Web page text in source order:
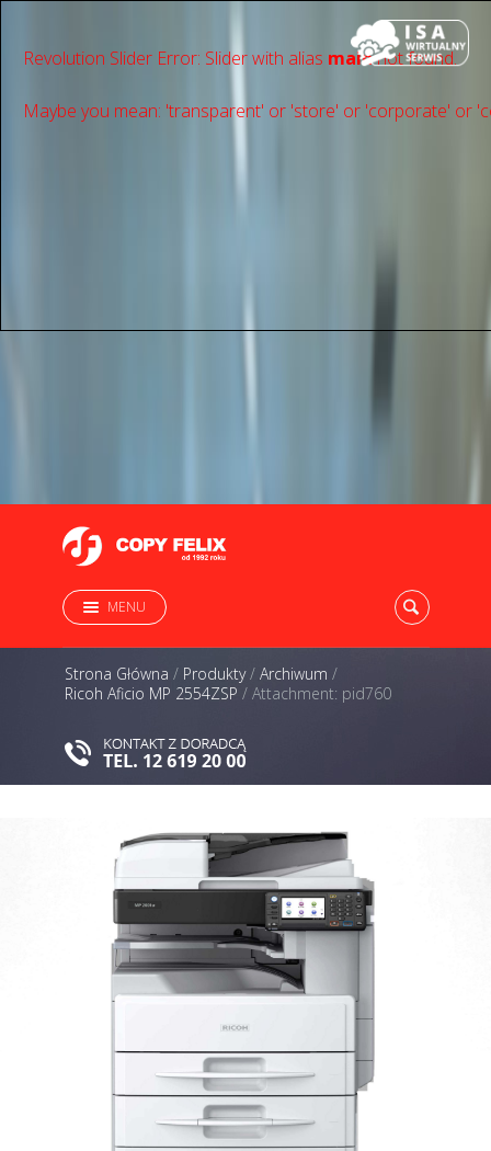
Revolution Slider Error: Slider with alias mainnot found.
Maybe you mean: 'transparent' or 'store' or 'сorporate' or
MENU
Strona Główna / Produkty/ Archiwum /
Ricoh Aficio MP 2554ZSP / Attachment: pid760